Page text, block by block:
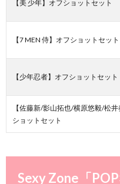
【美 少年】オフショットセット
【7 MEN 侍】オフショットセット
【少年忍者】オフショットセット
【佐藤新/影山拓也/横原悠毅/松
ショットセット
Sexy Zone「